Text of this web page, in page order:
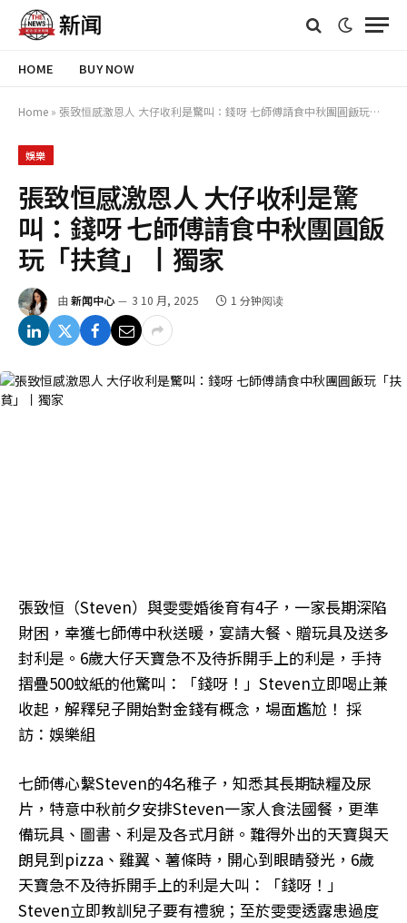
HOME BUY NOW
Home » 張致恒感激恩人 大仔收利是驚叫：錢呀 七師傅請食中秋團圓飯玩「扶貧」丨獨家
娛樂
張致恒感激恩人 大仔收利是驚
叫：錢呀 七師傅請食中秋團圓飯
玩「扶貧」丨獨家
由 新闻中心 3 10 月, 2025 1 分钟阅读
張致恒（Steven）與雯雯婚後育有4子，一家長期深陷
財困，幸獲七師傅中秋送暖，宴請大餐、贈玩具及送多
封利是。6歲大仔天寶急不及待拆開手上的利是，手持
摺疊500蚊紙的他驚叫：「錢呀！」Steven立即喝止兼
收起，解釋兒子開始對金錢有概念，場面尷尬！ 採
訪：娛樂組
七師傅心繫Steven的4名稚子，知悉其長期缺糧及尿
片，特意中秋前夕安排Steven一家人食法國餐，更準
備玩具、圖書、利是及各式月餅。難得外出的天寶與天
朗見到pizza、雞翼、薯條時，開心到眼睛發光，6歲
天寶急不及待拆開手上的利是大叫：「錢呀！」
Steven立即教訓兒子要有禮貌；至於雯雯透露患過度